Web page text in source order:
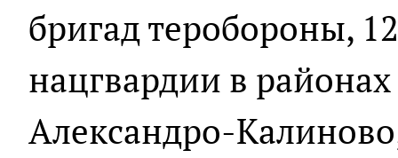
бригад теробороны,
нацгвардии в
Александро-